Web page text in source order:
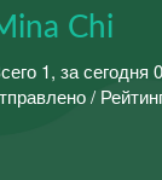
Chi
1, за сегодня
/